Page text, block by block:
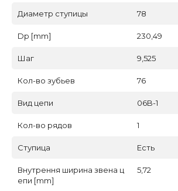
Диаметр ступицы 78
Dp [mm] 230,49
Шаг 9,525
Кол-во зубьев 76
Вид цепи 06B-1
Кол-во рядов 1
Ступица Есть
Внутрення ширина звена ц
епи [mm]
5,72